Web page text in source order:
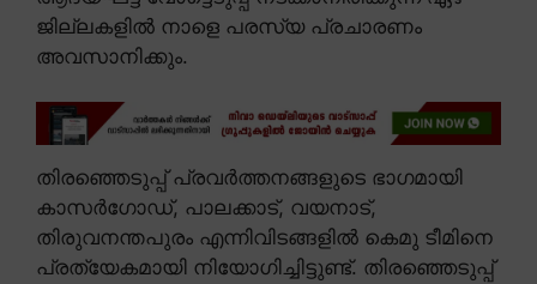
ജില്ലകളിൽ നാളെ പരസ്യ പ്രചാരണം
അവസാനിക്കും.
തിരഞ്ഞെടുപ്പ് പ്രവർത്തനങ്ങളുടെ ഭാഗമായി
കാസർഗോഡ്, പാലക്കാട്, വയനാട്,
തിരുവനന്തപുരം എന്നിവിടങ്ങളിൽ കെമു ടീമിനെ
പ്രത്യേകമായി നിയോഗിച്ചിട്ടുണ്ട്. തിരഞ്ഞെടുപ്പ്